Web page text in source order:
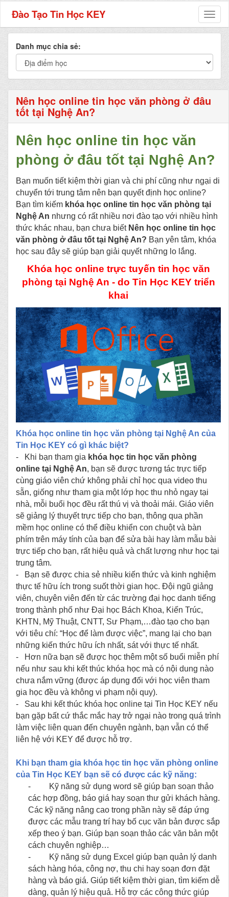
Đào Tạo Tin Học KEY
Danh mục chia sẻ:
Nên học online tin học văn phòng ở đâu
tốt tại Nghệ An?
Nên học online tin học văn
phòng ở đâu tốt tại Nghệ An?
Bạn muốn tiết kiệm thời gian và chi phí cũng như ngại di
chuyển tới trung tâm nên bạn quyết định học online?
Bạn tìm kiếm khóa học online tin học văn phòng tại
Nghệ An nhưng có rất nhiều nơi đào tạo với nhiều hình
thức khác nhau, bạn chưa biết Nên học online tin học
văn phòng ở đâu tốt tại Nghệ An? Bạn yên tâm, khóa
học sau đây sẽ giúp bạn giải quyết những lo lắng.
Khóa học online trực tuyến tin học văn
phòng tại Nghệ An - do Tin Học KEY triển
khai
Khóa học online tin học văn phòng tại Nghệ An của
Tin Học KEY có gì khác biệt?
-
Khi bạn tham gia khóa học tin học văn phòng
online tại Nghệ An, bạn sẽ được tương tác trực tiếp
cùng giáo viên chứ không phải chỉ học qua video thu
sẵn, giống như tham gia một lớp học thu nhỏ ngay tại
nhà, mỗi buổi học đều rất thú vị và thoải mái. Giáo viên
sẽ giảng lý thuyết trực tiếp cho bạn, thông qua phần
mềm học online có thể điều khiển con chuột và bàn
phím trên máy tính của bạn để sửa bài hay làm mẫu bài
trực tiếp cho bạn, rất hiệu quả và chất lượng như học tại
trung tâm.
-
Bạn sẽ được chia sẻ nhiều kiến thức và kinh nghiệm
thực tế hữu ích trong suốt thời gian học. Đội ngũ giảng
viên, chuyên viên đến từ các trường đại học danh tiếng
trong thành phố như Đại học Bách Khoa, Kiến Trúc,
KHTN, Mỹ Thuật, CNTT, Sư Phạm,…đào tạo cho bạn
với tiêu chí: “Học để làm được việc”, mang lại cho bạn
những kiến thức hữu ích nhất, sát với thực tế nhất.
-
Hơn nữa bạn sẽ được học thêm một số buổi miễn phí
nếu như sau khi kết thúc khóa học mà có nội dung nào
chưa nắm vững (được áp dụng đối với học viên tham
gia học đều và không vi phạm nội quy).
- Sau khi kết thúc khóa học online tại Tin Học KEY nếu
bạn gặp bất cứ thắc mắc hay trở ngại nào trong quá trình
làm việc liên quan đến chuyên ngành, bạn vẫn có thể
liên hệ với KEY để được hỗ trợ.
Khi bạn tham gia khóa học tin học văn phòng online
của Tin Học KEY bạn sẽ có được các kỹ năng:
- Kỹ năng sử dụng word sẽ giúp bạn soạn thảo
các hợp đồng, báo giá hay soạn thư gửi khách hàng.
Các kỹ năng nâng cao trong phần này sẽ đáp ứng
được các mẫu trang trí hay bố cục văn bản được sắp
xếp theo ý bạn. Giúp bạn soạn thảo các văn bản một
cách chuyên nghiệp…
- Kỹ năng sử dụng Excel giúp bạn quản lý danh
sách hàng hóa, công nợ, thu chi hay soạn đơn đặt
hàng và báo giá. Giúp tiết kiệm thời gian, tìm kiếm dễ
dàng, quản lý hiệu quả. Hỗ trợ các công thức giúp